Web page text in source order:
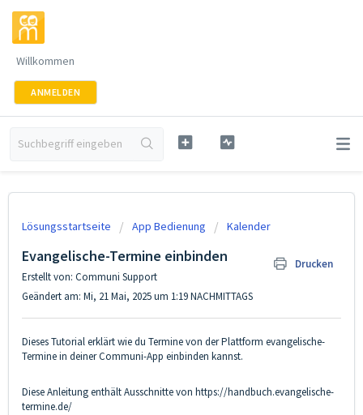
Willkommen
ANMELDEN
Lösungsstartseite App Bedienung Kalender
Evangelische-Termine einbinden
Drucken
Erstellt von: Communi Support
Geändert am: Mi, 21 Mai, 2025 um 1:19 NACHMITTAGS
Dieses Tutorial erklärt wie du Termine von der Plattform evangelische-
Termine in deiner Communi-App einbinden kannst.
Diese Anleitung enthält Ausschnitte von https://handbuch.evangelische-
termine.de/